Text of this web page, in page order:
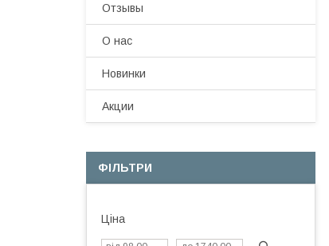
Отзывы
О нас
Новинки
Акции
ФІЛЬТРИ
Ціна